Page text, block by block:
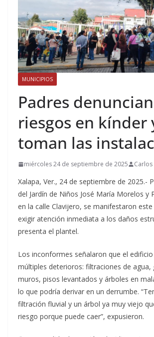
MUNICIPIOS
Padres denuncian
riesgos en kínder
toman las
miércoles 24 de septiembre de 2025 Carlos
Xalapa, Ver., 24 de septiembre de 2025.-
del Jardín de Niños José María Morelos y
en la calle Clavijero, se manifestaron
exigir atención inmediata a los daños
presenta el plantel.
Los inconformes señalaron que el
múltiples deterioros: filtraciones de agua,
muros, pisos levantados y árboles en
lo que podría derivar en un derrumbe.
filtración fluvial y un árbol ya muy viejo
riesgo porque puede caer”, expusieron.